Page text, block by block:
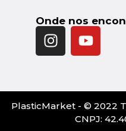
Onde nos
PlasticMarket - © 2022
CNPJ: